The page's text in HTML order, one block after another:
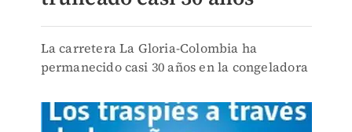
La carretera La Gloria-Colombia ha
permanecido casi 30 años en la congeladora